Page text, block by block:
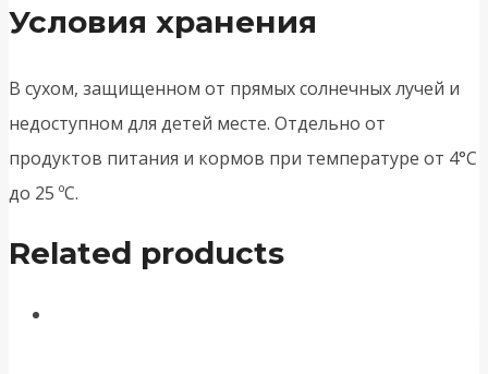
Условия хранения
В сухом, защищенном от прямых солнечных лучей и
недоступном для детей месте. Отдельно от
продуктов питания и кормов при температуре от 4°С
до 25 ºС.
Related products